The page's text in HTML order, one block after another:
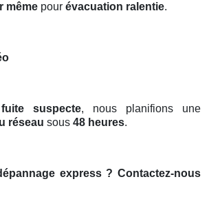
même pour évacuation ralentie.
fuite suspecte, nous planifions une
réseau sous 48 heures.
express ? Contactez-nous